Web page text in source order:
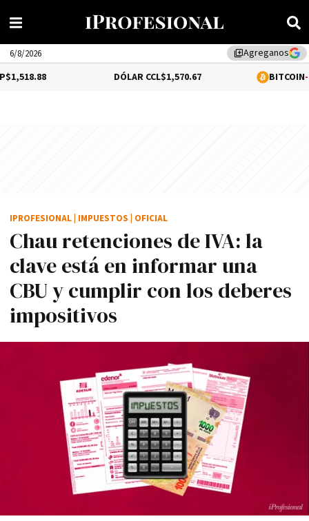
library_addAgreganos
6/8/2026
$1,570.67 -0.03%
Chau retenciones de IVA: la
clave está en informar una
CBU y cumplir con los deberes
impositivos
IPROFESIONAL IMPUESTOS OFICIAL